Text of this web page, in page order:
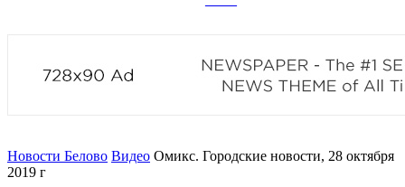
Новости Белово Видео Омикс. Городские новости, 28 октября
2019 г